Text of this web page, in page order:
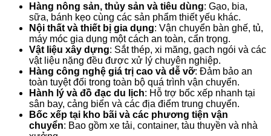
Hàng nông sản, thủy sản và tiêu dùng: Gạo, bia,
sữa, bánh kẹo cùng các sản phẩm thiết yếu khác.
Nội thất và thiết bị gia dụng: Vận chuyển bàn ghế, tủ,
máy móc gia dụng một cách an toàn, cẩn trọng.
Vật liệu xây dựng: Sắt thép, xi măng, gạch ngói và các
vật liệu nặng đều được xử lý chuyên nghiệp.
Hàng công nghệ giá trị cao và dễ vỡ: Đảm bảo an
toàn tuyệt đối trong toàn bộ quá trình vận chuyển.
Hành lý và đồ đạc du lịch: Hỗ trợ bốc xếp nhanh tại
sân bay, cảng biển và các địa điểm trung chuyển.
Bốc xếp tại kho bãi và các phương tiện vận
chuyển: Bao gồm xe tải, container, tàu thuyền và nhà